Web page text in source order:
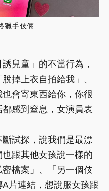
獵手伎倆
兒童」的不當行為，
掉上衣自拍給我」、
也會寄東西給你，你很
感到窒息，女演員表
斷試探，說我們是最漂
跟其他女孩說一樣的
檔案」、「另一個伎
片連結，想說服女孩跟